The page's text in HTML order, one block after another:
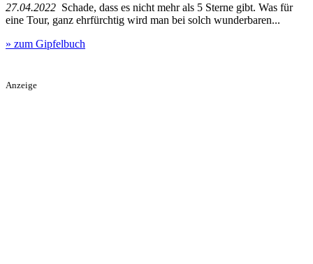
27.04.2022 Schade, dass es nicht mehr als 5 Sterne gibt. Was für
eine Tour, ganz ehrfürchtig wird man bei solch wunderbaren...
» zum Gipfelbuch
Anzeige